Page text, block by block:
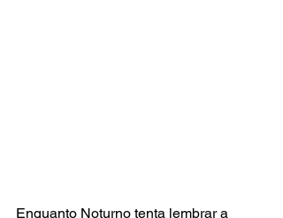
Enquanto Noturno tenta lembrar a